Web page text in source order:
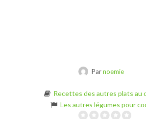
Parnoemie
Recettes des autres plats au
Les autres légumes pour